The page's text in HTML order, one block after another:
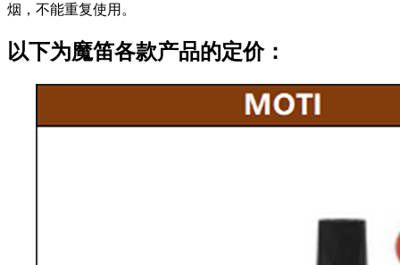
烟，不能重复使用。
以下为魔笛各款产品的定价：